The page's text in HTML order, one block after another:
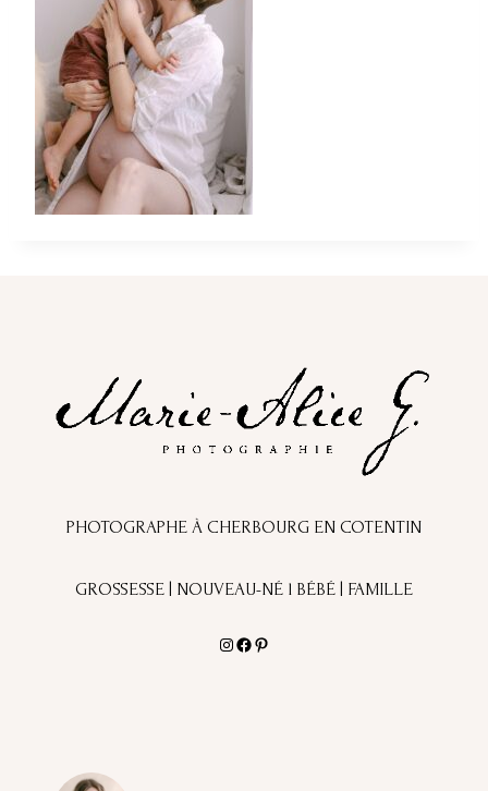
PHOTOGRAPHE À CHERBOURG EN COTENTIN
GROSSESSE | NOUVEAU-NÉ l BÉBÉ | FAMILLE
Instagram
Facebook
Pinterest